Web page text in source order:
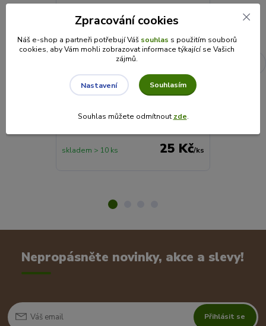
Pečený čaj Notea - Švestka s
badyánem 60ml
skleničce, bez kofeinu a éček –
připravená během chvilky jako horký
25 Kč/ks
skladem > 10 ks
Nepropásněte novinky, akce a slevy!
Přihlásit se
Zpracování cookies
Náš e-shop a partneři potřebují Váš souhlas s použitím souborů
cookies, aby Vám mohli zobrazovat informace týkající se Vašich
zájmů.
Nastavení Souhlasím
Souhlas můžete odmítnout zde.